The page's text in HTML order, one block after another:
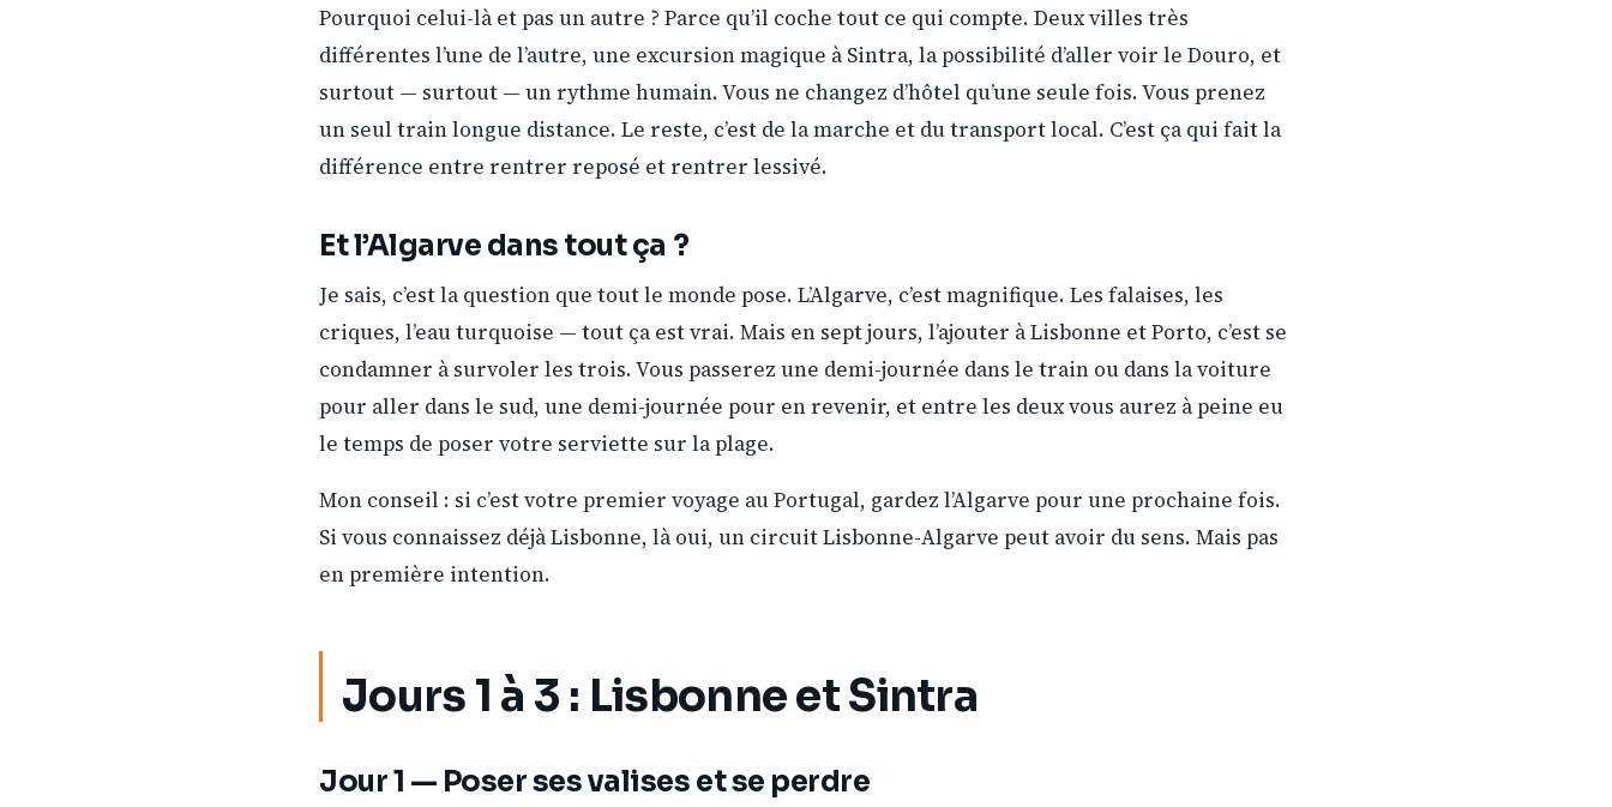
Pourquoi celui-là et pas un autre ? Parce qu’il coche tout ce qui compte. Deux villes très
différentes l’une de l’autre, une excursion magique à Sintra, la possibilité d’aller voir le Douro, et
surtout — surtout — un rythme humain. Vous ne changez d’hôtel qu’une seule fois. Vous prenez
un seul train longue distance. Le reste, c’est de la marche et du transport local. C’est ça qui fait la
différence entre rentrer reposé et rentrer lessivé.
Et l’Algarve dans tout ça ?
Je sais, c’est la question que tout le monde pose. L’Algarve, c’est magnifique. Les falaises, les
criques, l’eau turquoise — tout ça est vrai. Mais en sept jours, l’ajouter à Lisbonne et Porto, c’est se
condamner à survoler les trois. Vous passerez une demi-journée dans le train ou dans la voiture
pour aller dans le sud, une demi-journée pour en revenir, et entre les deux vous aurez à peine eu
le temps de poser votre serviette sur la plage.
Mon conseil : si c’est votre premier voyage au Portugal, gardez l’Algarve pour une prochaine fois.
Si vous connaissez déjà Lisbonne, là oui, un circuit Lisbonne-Algarve peut avoir du sens. Mais pas
en première intention.
Jours 1 à 3 : Lisbonne et Sintra
Jour 1 — Poser ses valises et se perdre